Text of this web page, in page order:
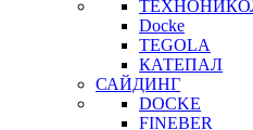
Docke
TEGOLA
КАТЕПАЛ
САЙДИНГ
DOCKE
FINEBER